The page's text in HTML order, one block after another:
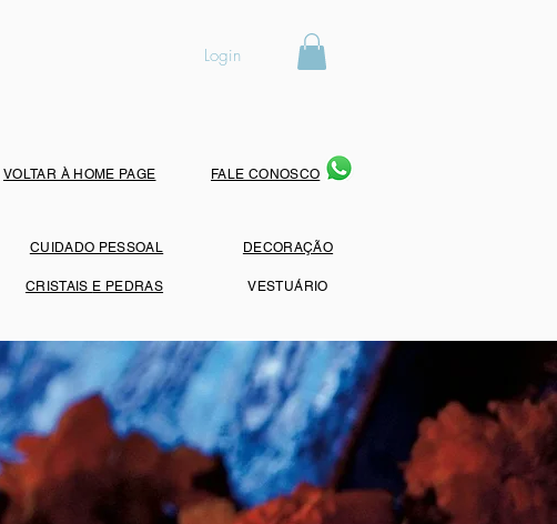
Login
VOLTAR À HOME PAGE FALE CONOSCO
CUIDADO PESSOAL
CRISTAIS E PEDRAS
DECORAÇÃO
VESTUÁRIO